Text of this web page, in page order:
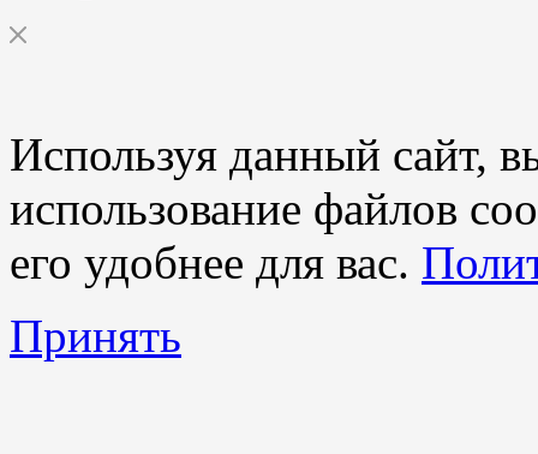
Используя данный сайт,
использование файлов
его удобнее для вас.
Принять